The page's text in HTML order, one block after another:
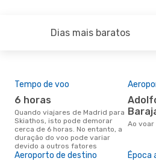
Dias mais baratos
Tempo de voo
6 horas
Quando viajares de Madrid para
Skiathos, isto pode demorar
cerca de 6 horas. No entanto, a
duração do voo pode variar
devido a outros fatores
Adolfo Suárez Madrid -
Ao
Aeroporto de destino Época